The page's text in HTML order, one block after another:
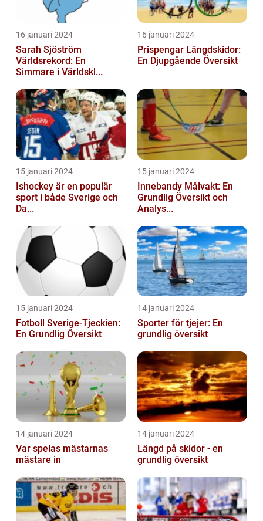
16 januari 2024
Sarah Sjöström
Världsrekord: En
Simmare i Världskl...
16 januari 2024
Prispengar Längdskidor:
En Djupgående Översikt
15 januari 2024
Ishockey är en populär
sport i både Sverige och
Da...
15 januari 2024
Innebandy Målvakt: En
Grundlig Översikt och
Analys...
15 januari 2024
Fotboll Sverige-Tjeckien:
En Grundlig Översikt
14 januari 2024
Sporter för tjejer: En
grundlig översikt
14 januari 2024
Var spelas mästarnas
mästare in
14 januari 2024
Längd på skidor - en
grundlig översikt